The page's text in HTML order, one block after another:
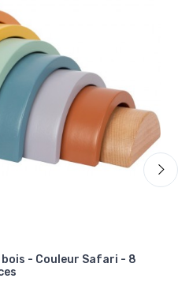
- Couleur Safari - 8